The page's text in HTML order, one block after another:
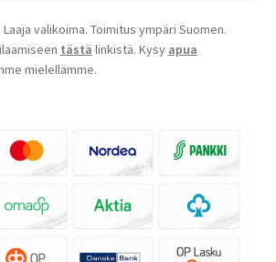
valikoima. Toimitus ympäri Suomen.
tästä linkistä. Kysy apua
mielellämme.